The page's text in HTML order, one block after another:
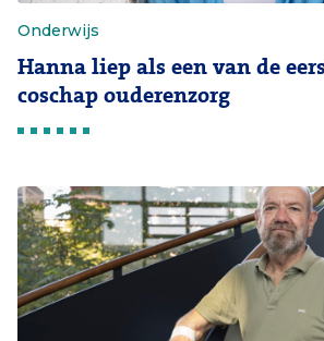
Onderwijs
Hanna liep als een van de
coschap ouderenzorg